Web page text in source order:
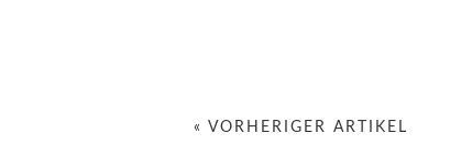
« VORHERIGER ARTIKEL